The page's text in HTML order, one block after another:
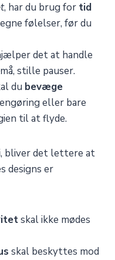
, har du brug for tid
følelser, før du
det at handle
stille pauser.
du bevæge
eller bare
til at flyde.
bliver det lettere at
designs er
skal ikke mødes
skal beskyttes mod